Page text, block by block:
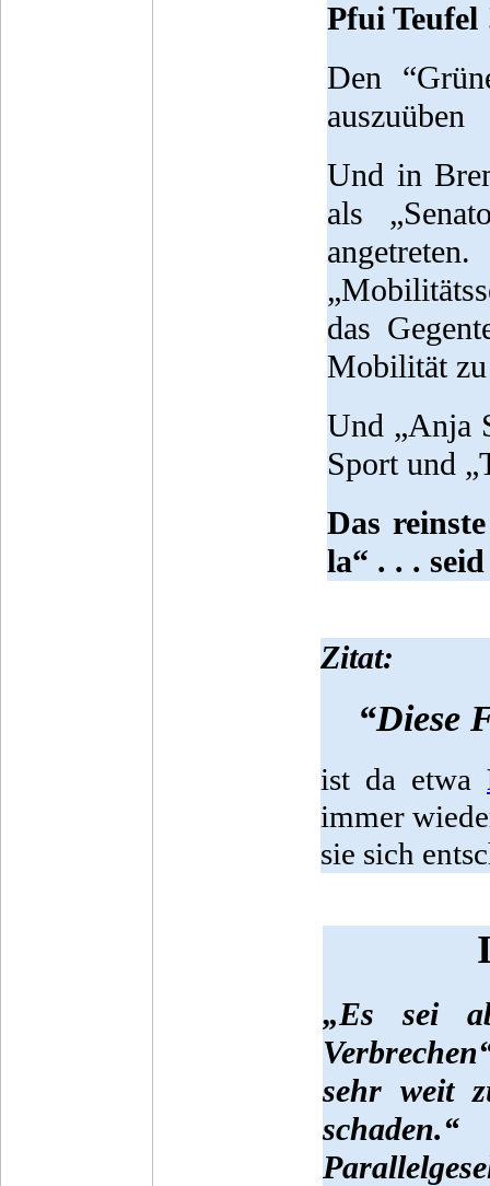
Pfui Teufel
Den
auszuüben
Und in
als
das
Mobilität
Und „Anja
Sport und
Das
la“ . . .
Zitat:
“Diese
ist da etwa
immer
sie sich
„Es sei
sehr weit